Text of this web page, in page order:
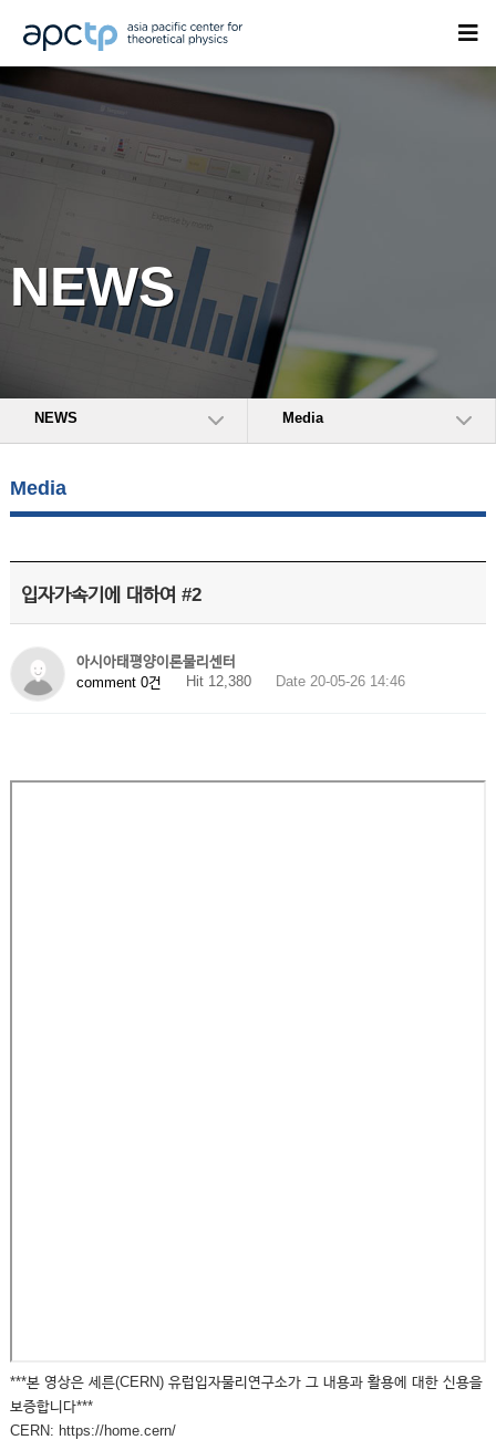
NEWS
NEWS Media
Media
입자가속기에 대하여 #2
아시아태평양이론물리센터
comment 0건
Hit 12,380 Date 20-05-26 14:46
***본 영상은 세른(CERN) 유럽입자물리연구소가 그 내용과 활용에 대한 신용을
보증합니다***
CERN: https://home.cern/